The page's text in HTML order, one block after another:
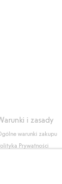
i zasady
warunki zakupu
Prywatności